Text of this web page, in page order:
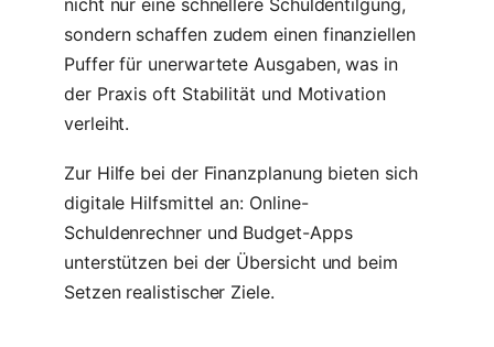
nicht nur eine schnellere Schuldentilgung,
sondern schaffen zudem einen finanziellen
Puffer für unerwartete Ausgaben, was in
der Praxis oft Stabilität und Motivation
verleiht.
Zur Hilfe bei der Finanzplanung bieten sich
digitale Hilfsmittel an: Online-
Schuldenrechner und Budget-Apps
unterstützen bei der Übersicht und beim
Setzen realistischer Ziele.